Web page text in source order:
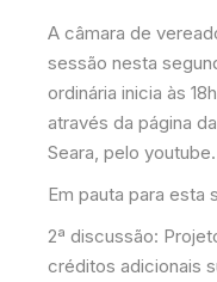
A câmara de
sessão nesta
ordinária inicia às
através da página
Seara, pelo youtube.
Em pauta para
2ª discussão:
créditos adicionais